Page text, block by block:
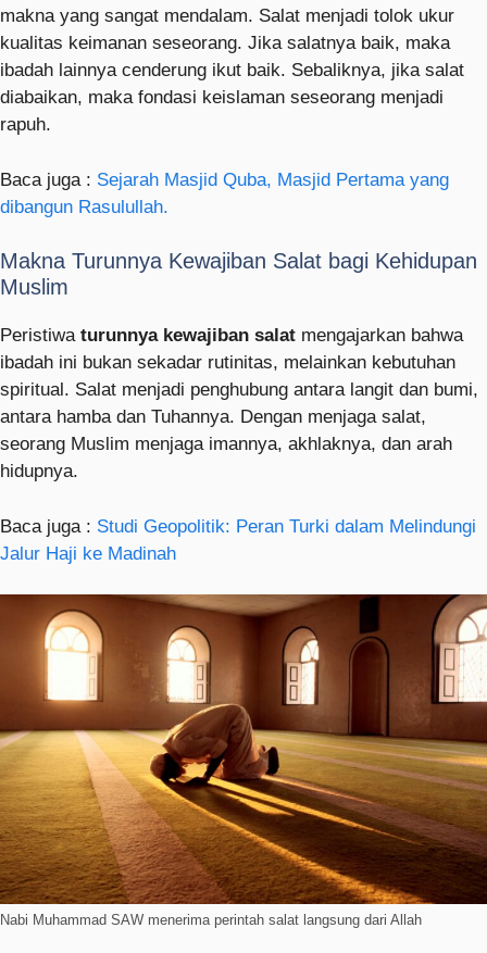
makna yang sangat mendalam. Salat menjadi tolok ukur
kualitas keimanan seseorang. Jika salatnya baik, maka
ibadah lainnya cenderung ikut baik. Sebaliknya, jika salat
diabaikan, maka fondasi keislaman seseorang menjadi
rapuh.
Baca juga : Sejarah Masjid Quba, Masjid Pertama yang
dibangun Rasulullah.
Makna Turunnya Kewajiban Salat bagi Kehidupan
Muslim
Peristiwa turunnya kewajiban salat mengajarkan bahwa
ibadah ini bukan sekadar rutinitas, melainkan kebutuhan
spiritual. Salat menjadi penghubung antara langit dan bumi,
antara hamba dan Tuhannya. Dengan menjaga salat,
seorang Muslim menjaga imannya, akhlaknya, dan arah
hidupnya.
Baca juga : Studi Geopolitik: Peran Turki dalam Melindungi
Jalur Haji ke Madinah
Nabi Muhammad SAW menerima perintah salat langsung dari Allah